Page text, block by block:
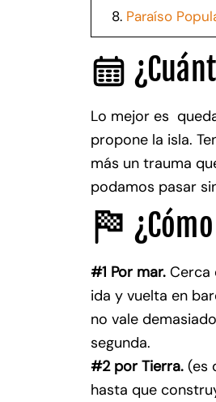
8. Paraíso
Lo mejor es
propone la isla.
más un trauma
podamos pasar
#1 Por mar. Cerca
ida y vuelta en
no vale
segunda.
#2 por Tierra. (es
hasta que